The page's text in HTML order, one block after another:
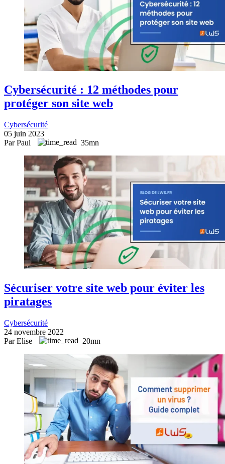
Cybersécurité : 12 méthodes pour
protéger son site web
Cybersécurité
05 juin 2023
Par Paul
35mn
Sécuriser votre site web pour éviter les
piratages
Cybersécurité
24 novembre 2022
Par Elise
20mn